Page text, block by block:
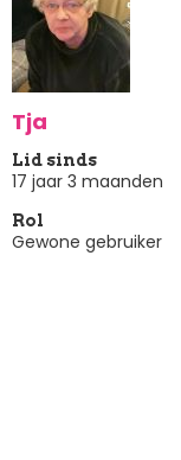
Tja
Lid sinds
17 jaar 3 maanden
Rol
Gewone gebruiker